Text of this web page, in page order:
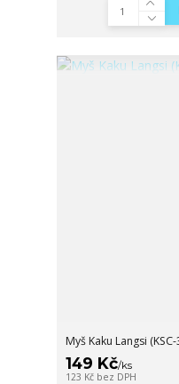
Myš Kaku Langsi
149 Kč/ks
123 Kč bez DPH